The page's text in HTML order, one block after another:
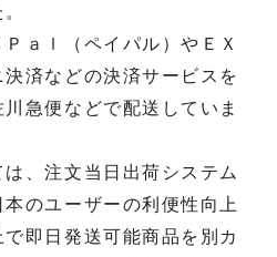
ａｌ（ペイパル）やＥＸ
決済などの決済サービスを
急便などで配送していま
、注文当日出荷システム
のユーザーの利便性向上
即日発送可能商品を別カ